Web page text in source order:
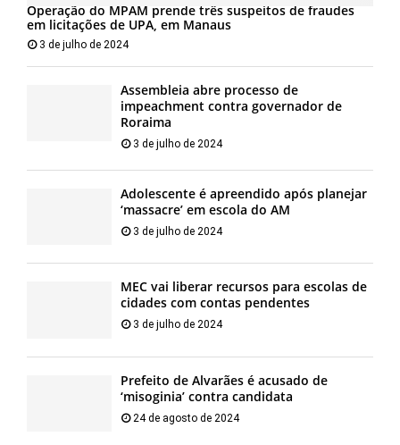
Operação do MPAM prende três suspeitos de fraudes
em licitações de UPA, em Manaus
3 de julho de 2024
Assembleia abre processo de
impeachment contra governador de
Roraima
3 de julho de 2024
Adolescente é apreendido após planejar
‘massacre’ em escola do AM
3 de julho de 2024
MEC vai liberar recursos para escolas de
cidades com contas pendentes
3 de julho de 2024
Prefeito de Alvarães é acusado de
‘misoginia’ contra candidata
24 de agosto de 2024